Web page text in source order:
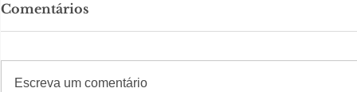
Comentários
Escreva um comentário
#Sugestões